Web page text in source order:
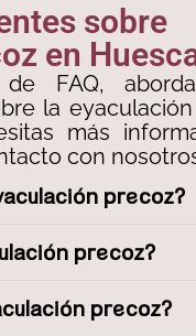
sobre
en
FAQ,
la
más
con
precoz?
precoz?
precoz?